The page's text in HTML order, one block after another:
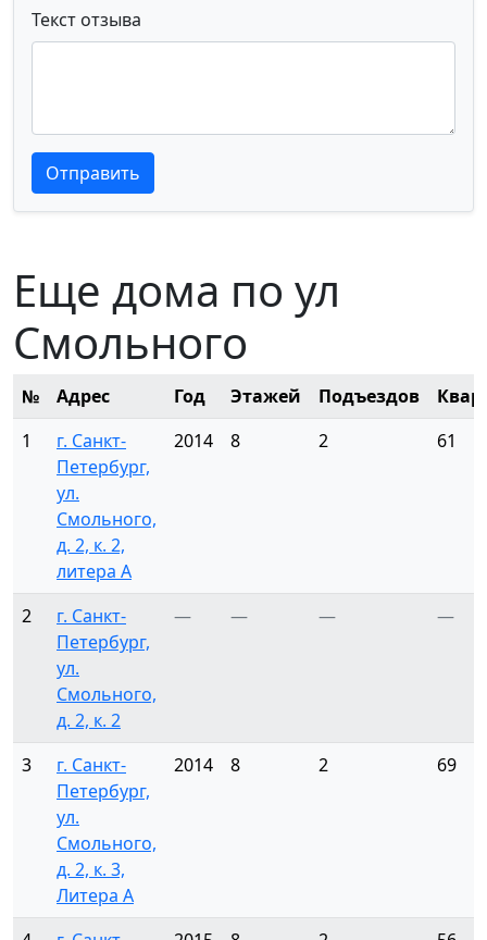
Текст отзыва
Текст отзыва
Текст отзыва
Отправить
Еще дома по ул
Смольного
№ Адрес Год Этажей Подъездов
1
г. Санкт-
Петербург,
ул.
Смольного,
д. 2, к. 2,
литера А
2014 8 2 61
2
г. Санкт-
Петербург,
ул.
Смольного,
д. 2, к. 2
— — — —
3
г. Санкт-
Петербург,
ул.
Смольного,
д. 2, к. 3,
Литера А
2014 8 2 69